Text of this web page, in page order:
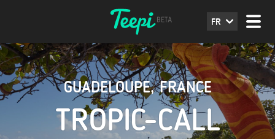
FR
GUADELOUPE,FRANCE
TROPIC-CALL